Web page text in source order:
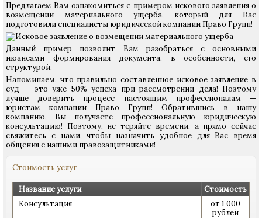
Предлагаем Вам ознакомиться с примером искового заявления о
возмещении материального ущерба, который для Вас
подготовили специалисты юридической компании Право Групп!
Данный пример позволит Вам разобраться с основными
нюансами формирования документа, в особенности, его
структурой.
Напоминаем, что правильно составленное исковое заявление в
суд — это уже 50% успеха при рассмотрении дела! Поэтому
лучше доверить процесс настоящим профессионалам —
юристам компании Право Групп! Обратившись в нашу
компанию, Вы получаете профессиональную юридическую
консультацию! Поэтому, не теряйте времени, а прямо сейчас
свяжитесь с нами, чтобы назначить удобное для Вас время
общения с нашими правозащитниками!
Стоимость услуг
Название услуги
Стоимость
Консультация
от 1 000
рублей